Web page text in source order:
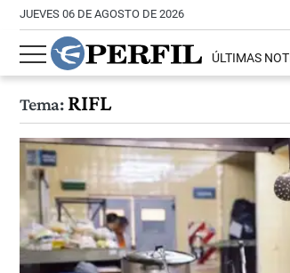
JUEVES 06 DE AGOSTO DE 2026
ÚLTIMAS
Tema:RIFL